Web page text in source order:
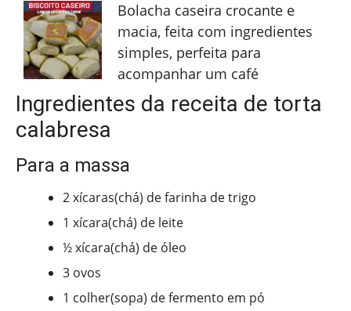
Bolacha caseira crocante e
macia, feita com ingredientes
simples, perfeita para
acompanhar um café
Ingredientes da receita de torta
calabresa
Para a massa
2 xícaras(chá) de farinha de trigo
1 xícara(chá) de leite
½ xícara(chá) de óleo
3 ovos
1 colher(sopa) de fermento em pó